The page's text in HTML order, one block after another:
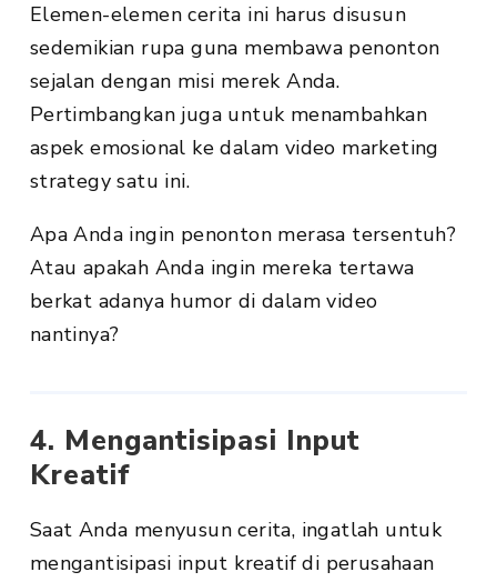
Elemen-elemen cerita ini harus disusun
sedemikian rupa guna membawa penonton
sejalan dengan misi merek Anda.
Pertimbangkan juga untuk menambahkan
aspek emosional ke dalam video marketing
strategy satu ini.
Apa Anda ingin penonton merasa tersentuh?
Atau apakah Anda ingin mereka tertawa
berkat adanya humor di dalam video
nantinya?
4. Mengantisipasi Input
Kreatif
Saat Anda menyusun cerita, ingatlah untuk
mengantisipasi input kreatif di perusahaan